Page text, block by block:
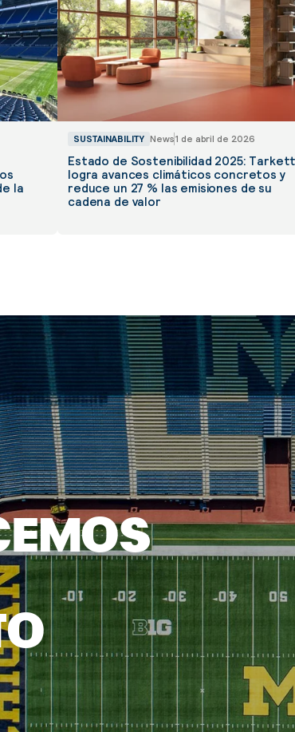
la
SUSTAINABILITY News1 de abril de 2026
Estado de Sostenibilidad 2025: Tarkett
logra avances climáticos concretos y
reduce un 27 % las emisiones de su
cadena de valor